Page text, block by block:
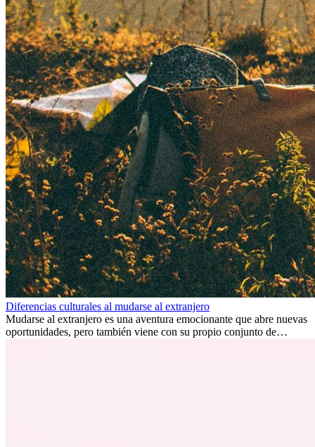
Diferencias culturales al mudarse al extranjero
Mudarse al extranjero es una aventura emocionante que abre nuevas
oportunidades, pero también viene con su propio conjunto de